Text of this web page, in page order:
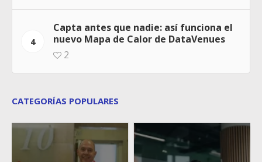
4
Capta antes que nadie: así funciona el
nuevo Mapa de Calor de DataVenues
2
CATEGORÍAS POPULARES